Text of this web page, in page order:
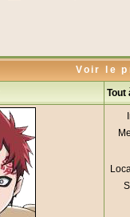
Voir le
Tout